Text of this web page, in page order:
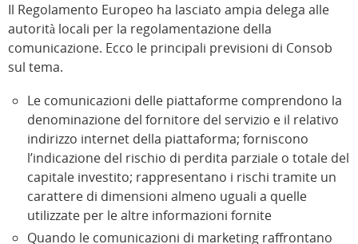
Il Regolamento Europeo ha lasciato ampia delega alle
autorità locali per la regolamentazione della
comunicazione. Ecco le principali previsioni di Consob
sul tema.
Le comunicazioni delle piattaforme comprendono la
denominazione del fornitore del servizio e il relativo
indirizzo internet della piattaforma; forniscono
l’indicazione del rischio di perdita parziale o totale del
capitale investito; rappresentano i rischi tramite un
carattere di dimensioni almeno uguali a quelle
utilizzate per le altre informazioni fornite
Quando le comunicazioni di marketing raffrontano